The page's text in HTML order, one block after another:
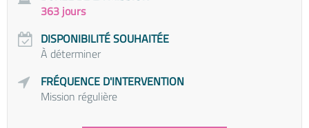
363 jours
DISPONIBILITÉ SOUHAITÉE
À déterminer
FRÉQUENCE D'INTERVENTION
Mission régulière